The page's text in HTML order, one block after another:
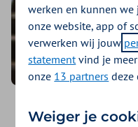
Doe mee
werken en kunnen
onze website, app of
verwerken wij jouw
statementvind je
onze 13 partners deze
Weiger je